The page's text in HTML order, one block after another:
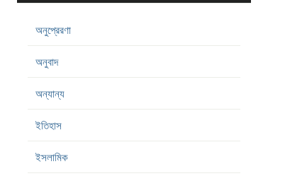
অনুপ্রেরণা
অনুবাদ
অন্যান্য
ইতিহাস
ইসলামিক